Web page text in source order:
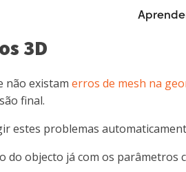
3D
não existam erros de mesh na
final.
estes problemas
do objecto já com os